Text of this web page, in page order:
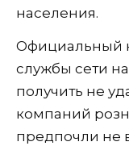
населения.
Официальный
службы сети
получить не
компаний
предпочли не